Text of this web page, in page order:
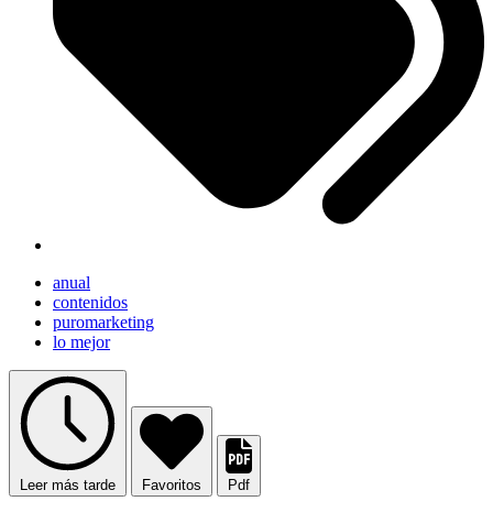
anual
contenidos
puromarketing
lo mejor
Leer más tarde Favoritos Pdf